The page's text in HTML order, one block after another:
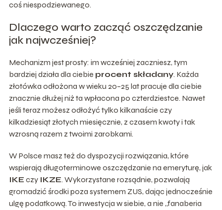
coś niespodziewanego.
Dlaczego warto zacząć oszczędzanie
jak najwcześniej?
Mechanizm jest prosty: im wcześniej zaczniesz, tym
bardziej działa dla ciebie procent składany. Każda
złotówka odłożona w wieku 20–25 lat pracuje dla ciebie
znacznie dłużej niż ta wpłacona po czterdziestce. Nawet
jeśli teraz możesz odłożyć tylko kilkanaście czy
kilkadziesiąt złotych miesięcznie, z czasem kwoty i tak
wzrosną razem z twoimi zarobkami.
W Polsce masz też do dyspozycji rozwiązania, które
wspierają długoterminowe oszczędzanie na emeryturę, jak
IKE czy IKZE. Wykorzystane rozsądnie, pozwalają
gromadzić środki poza systemem ZUS, dając jednocześnie
ulgę podatkową. To inwestycja w siebie, a nie „fanaberia